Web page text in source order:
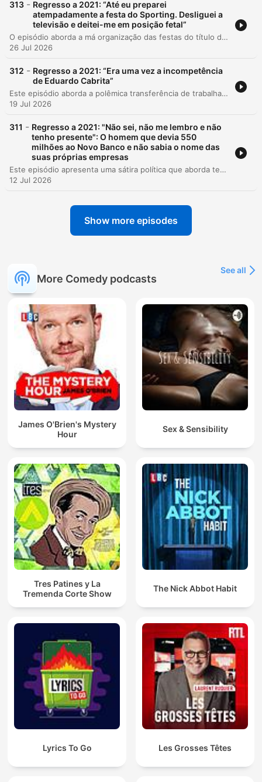
313 - Regresso a 2021: “Até eu preparei
atempadamente a festa do Sporting. Desliguei a
televisão e deitei-me em posição fetal”
O episódio aborda a má organização das festas do título do Sporting e critica a falta de planeamento das autoridades. Em seguida, analisa o depoimento de Luís Filipe Vieira na Comissão de Inquérito ao Novo Banco, discutindo as suas dívidas e erros de gestão imobiliária. A edição inclui ainda quadros humorísticos sobre um incidente bizarro envolvendo um homem baleado que continua a beber vinho, além de uma entrevista satírica com Sebastián Coates sobre o título do Sporting.
26 Jul 2026
312 - Regresso a 2021: “Era uma vez a incompetência
de Eduardo Cabrita”
Este episódio aborda a polêmica transferência de trabalhadores imigrantes para o empreendimento Zmar, criticando a operação policial realizada de madrugada e as justificativas contraditórias das autoridades em Odemira. Através do sarcasmo, expõe-se o conflito entre os direitos dos proprietários locais e as condições precárias de habitação enfrentadas pelos trabalhadores. Em seguida, apresenta uma entrevista com o ex-ministro Miguel Poiares Maduro, que discute a política partidária do PSD, críticas ao governo e a relação entre humor e política. O diálogo explora temas como a manipulação da verdade na esfera pública e as dinâmicas das candidaturas presidenciais.
19 Jul 2026
311 - Regresso a 2021: "Não sei, não me lembro e não
tenho presente": O homem que devia 550
milhões ao Novo Banco e não sabia o nome das
suas próprias empresas
Este episódio apresenta uma sátira política que aborda temas como a precariedade do serviço ferroviário, a gestão de fundações e sociedades offshore ligadas ao Novo Banco, e o elevado custo de um obelisco em Oeiras. O apresentador utiliza o humor para criticar a falta de transparência e a gestão de recursos públicos. A segunda parte do programa explora a crítica aos candidatos autárquicos do PSD, comparando-os a participantes de um reality show, e inclui uma entrevista com a secretária-geral da CGTP, Isabel Camarinha, sobre o papel dos sindicatos, o teletrabalho e as reivindicações laborais.
12 Jul 2026
Show more episodes
More Comedy podcasts
See all
James O'Brien's Mystery
Hour
Sex & Sensibility
Tres Patines y La
Tremenda Corte Show
The Nick Abbot Habit
Lyrics To Go Les Grosses Têtes